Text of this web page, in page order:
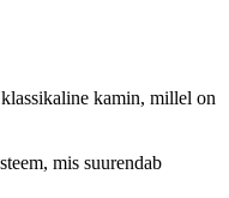
5 aastat
kamin, millel on
mis suurendab